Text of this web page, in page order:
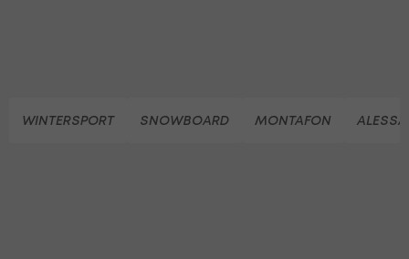
WINTERSPORT SNOWBOARD MONTAFON